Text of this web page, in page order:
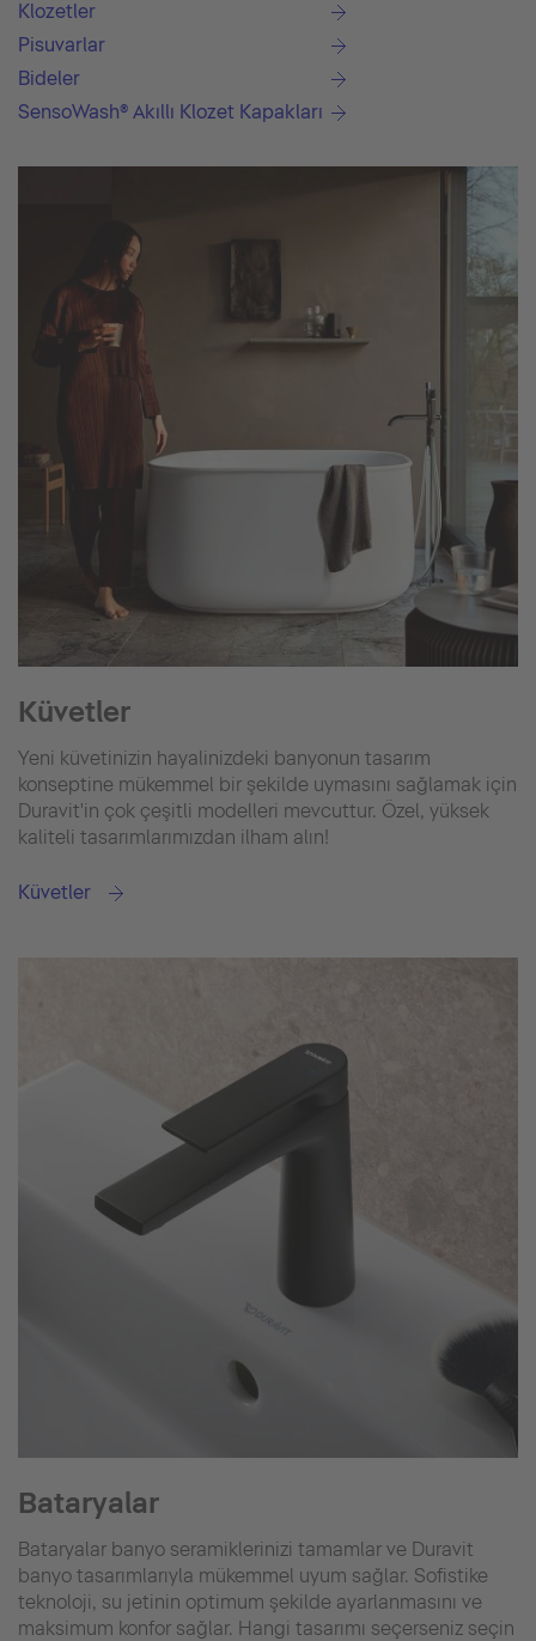
Klozetler
Pisuvarlar
Bideler
SensoWash® Akıllı Klozet Kapakları
Küvetler
Yeni küvetinizin hayalinizdeki banyonun tasarım
konseptine mükemmel bir şekilde uymasını sağlamak için
Duravit'in çok çeşitli modelleri mevcuttur. Özel, yüksek
kaliteli tasarımlarımızdan ilham alın!
Küvetler
Bataryalar
Bataryalar banyo seramiklerinizi tamamlar ve Duravit
banyo tasarımlarıyla mükemmel uyum sağlar. Sofistike
teknoloji, su jetinin optimum şekilde ayarlanmasını ve
maksimum konfor sağlar. Hangi tasarımı seçerseniz seçin